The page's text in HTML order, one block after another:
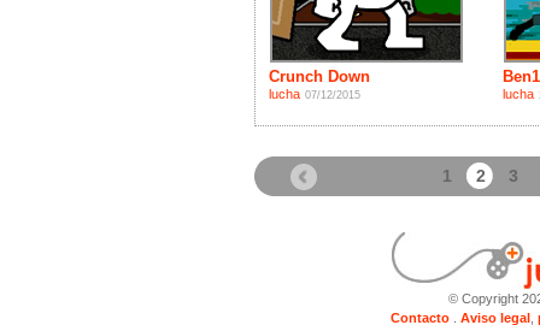
Crunch Down
lucha 07/12/2015 lucha
1 2 3
© Copyright
Contacto .Aviso legal ,